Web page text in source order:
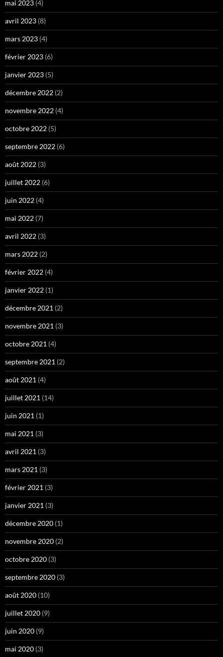
mai 2023 (4)
avril 2023 (8)
mars 2023 (4)
février 2023 (6)
janvier 2023 (5)
décembre 2022 (2)
novembre 2022 (4)
octobre 2022 (5)
septembre 2022 (6)
août 2022 (3)
juillet 2022 (6)
juin 2022 (4)
mai 2022 (7)
avril 2022 (3)
mars 2022 (2)
février 2022 (4)
janvier 2022 (1)
décembre 2021 (2)
novembre 2021 (3)
octobre 2021 (4)
septembre 2021 (2)
août 2021 (4)
juillet 2021 (14)
juin 2021 (1)
mai 2021 (3)
avril 2021 (3)
mars 2021 (3)
février 2021 (3)
janvier 2021 (3)
décembre 2020 (1)
novembre 2020 (2)
octobre 2020 (3)
septembre 2020 (3)
août 2020 (10)
juillet 2020 (9)
juin 2020 (9)
mai 2020 (3)